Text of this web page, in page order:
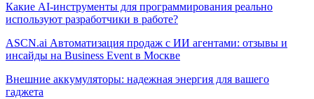
Какие AI-инструменты для программирования реально
используют разработчики в работе?
ASCN.ai Автоматизация продаж с ИИ агентами: отзывы и
инсайды на Business Event в Москве
Внешние аккумуляторы: надежная энергия для вашего
гаджета